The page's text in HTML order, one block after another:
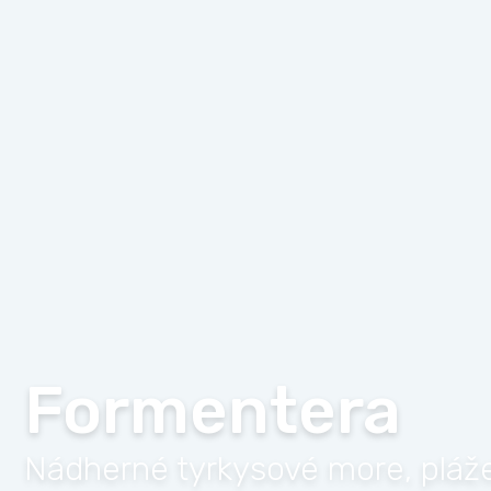
Formentera
Nádherné tyrkysové more,